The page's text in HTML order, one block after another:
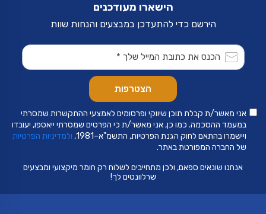
הישארו מעודכנים
הירשם כדי להתעדכן במבצעים והנחות שוות
אני מאשר/ת קבלת תוכן שיווקי ופרסומים לאמצעי ההתקשרות שמסרתי
במעמד ההסכמה. כמו כן, אני מאשר/ת כי הפרטים שמסרתי ייאספו, יעובדו
ויישמרו בהתאם לחוק הגנת הפרטיות, התשמ"א–1981,
ולמדיניות הפרטיות
של החברה המפורטת באתר.
אנחנו שונאים ספאם, ולכן מתחייבים לשלוח רק חומר מיקצועי ומבצעים
שרלוונטים לך!